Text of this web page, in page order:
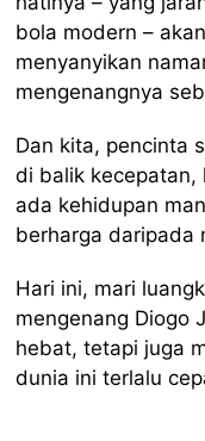
bola modern –
menyanyikan
mengenangnya
Dan kita, pencinta
di balik kecepatan,
ada kehidupan
berharga daripada
Hari ini, mari
mengenang Diogo
hebat, tetapi juga
dunia ini terlalu